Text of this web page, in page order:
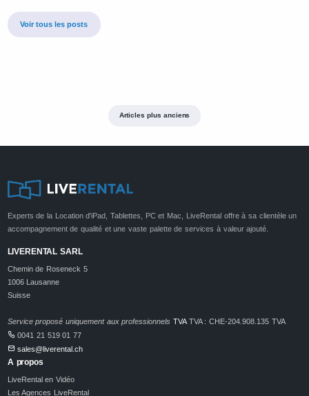
Voir tous les posts
Articles plus anciens
Experts de la Location d'iPad, Tablettes, PC et Mac, LiveRental offre à sa clientèle un
accompagnement de qualité et une vaste palette de services à valeur ajouté.
LIVERENTAL SARL
Chemin de Roseneck 5
1006 Lausanne
Suisse
Service proposé uniquement aux professionnels TVATVA : CHE-204.908.135 TVA
0041 21 519 01 77
sales@liverental.ch
A propos
LiveRental en Vidéo
Les Agences LiveRental